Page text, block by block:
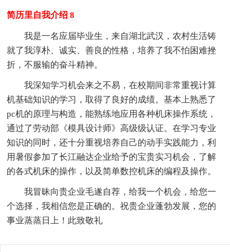
简历里自我介绍 8
我是一名应届毕业生，来自湖北武汉，农村生活铸
就了我淳朴、诚实、善良的性格，培养了我不怕困难挫
折，不服输的奋斗精神。
我深知学习机会来之不易，在校期间非常重视计算
机基础知识的学习，取得了良好的成绩。基本上熟悉了
pc机的原理与构造，能熟练地应用各种机床操作系统，
通过了劳动部《模具设计师》高级级认证。在学习专业
知识的同时，还十分重视培养自己的动手实践能力，利
用暑假参加了长江融达企业给予的宝贵实习机会，了解
的各式机床的操作，以及简单数控机床的编程及操作。
我冒昧向贵企业毛遂自荐，给我一个机会，给您一
个选择，我相信您是正确的。祝贵企业蓬勃发展，您的
事业蒸蒸日上！此致敬礼